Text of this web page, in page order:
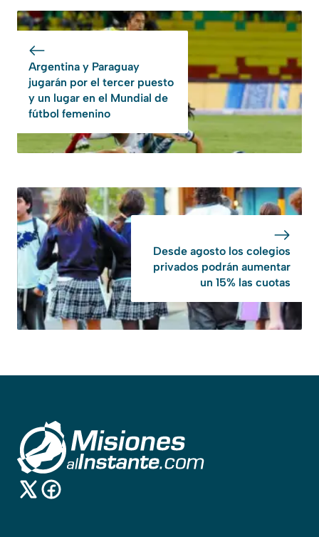
Argentina y Paraguay
jugarán por el tercer puesto
y un lugar en el Mundial de
fútbol femenino
Desde agosto los colegios
privados podrán aumentar
un 15% las cuotas